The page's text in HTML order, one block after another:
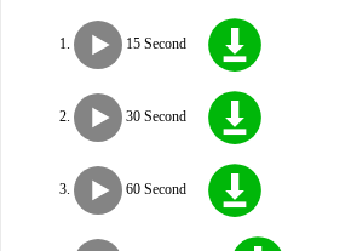
15 Second
30 Second
60 Second